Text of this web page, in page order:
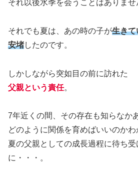
それ以後水季を会うことはありませ
それでも夏は、あの時の子が生きて
安堵したのです。
しかしながら突如目の前に訪れた
父親という責任。
7年近くの間、その存在も知らなか
どのように関係を育めばいいのかわ
夏の父親としての成長過程に待ち
に・・・。